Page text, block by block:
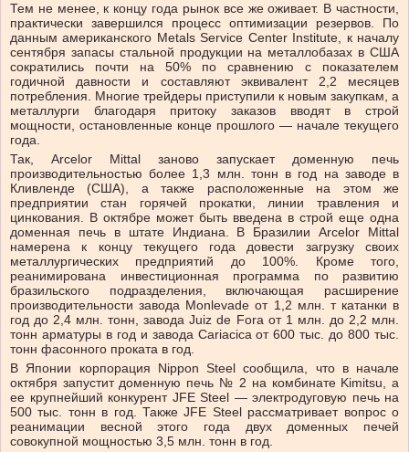
Тем не менее, к концу года рынок все же оживает. В частности,
практически завершился процесс оптимизации резервов. По
данным американского Metals Service Center Institute, к началу
сентября запасы стальной продукции на металлобазах в США
сократились почти на 50% по сравнению с показателем
годичной давности и составляют эквивалент 2,2 месяцев
потребления. Многие трейдеры приступили к новым закупкам, а
металлурги благодаря притоку заказов вводят в строй
мощности, остановленные конце прошлого — начале текущего
года.
Так, Arcelor Mittal заново запускает доменную печь
производительностью более 1,3 млн. тонн в год на заводе в
Кливленде (США), а также расположенные на этом же
предприятии стан горячей прокатки, линии травления и
цинкования. В октябре может быть введена в строй еще одна
доменная печь в штате Индиана. В Бразилии Arcelor Mittal
намерена к концу текущего года довести загрузку своих
металлургических предприятий до 100%. Кроме того,
реанимирована инвестиционная программа по развитию
бразильского подразделения, включающая расширение
производительности завода Monlevade от 1,2 млн. т катанки в
год до 2,4 млн. тонн, завода Juiz de Fora от 1 млн. до 2,2 млн.
тонн арматуры в год и завода Cariacica от 600 тыс. до 800 тыс.
тонн фасонного проката в год.
В Японии корпорация Nippon Steel сообщила, что в начале
октября запустит доменную печь № 2 на комбинате Kimitsu, а
ее крупнейший конкурент JFE Steel — электродуговую печь на
500 тыс. тонн в год. Также JFE Steel рассматривает вопрос о
реанимации весной этого года двух доменных печей
совокупной мощностью 3,5 млн. тонн в год.